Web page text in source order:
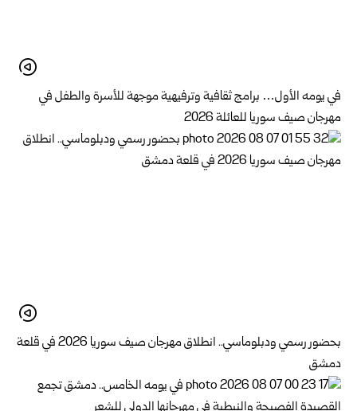
في يومه الأول… برامج ثقافية وترفيهية موجهة للأسرة والطفل في
مهرجان صيف سوريا للعائلة 2026
بحضور رسمي ودبلوماسي.. انطلاق مهرجان صيف سوريا 2026 في قلعة
دمشق